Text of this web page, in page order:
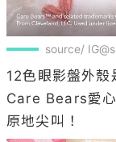
source/
12色眼影盤外
Care Bears愛